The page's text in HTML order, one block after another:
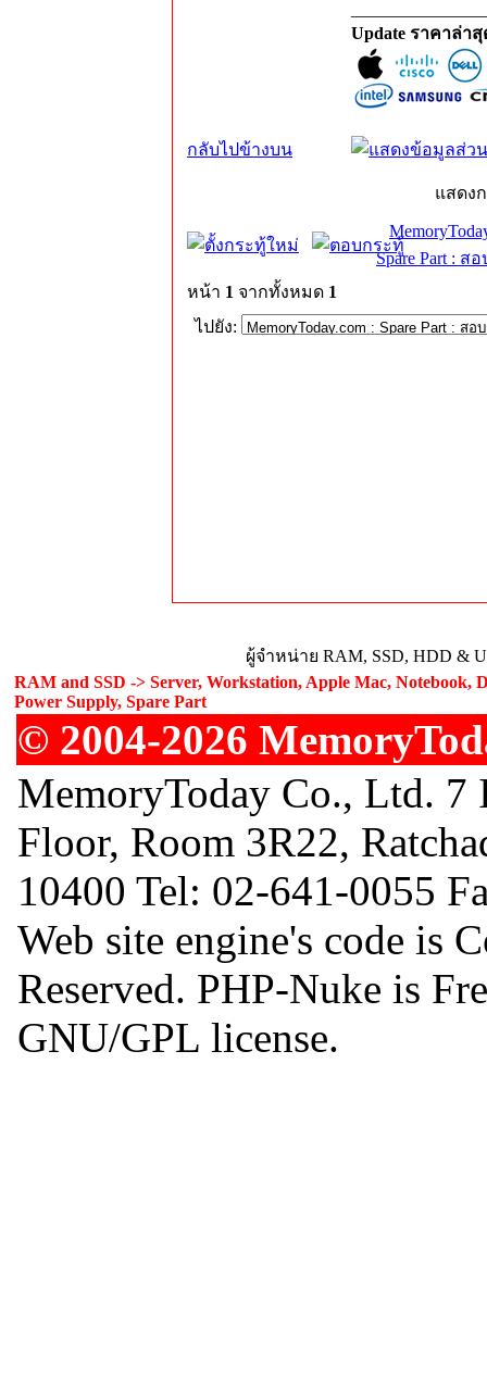
Update ราคาล่า
กลับไปข้างบน
แสดง
Spare Part : ส
หน้า 1 จากทั้งหมด 1
ไปยัง:
ผู้จำหน่าย RAM, SSD, HDD &
RAM and SSD -> Server, Workstation, Apple Mac, Notebook,
Power Supply, Spare Part
© 2004-2026
MemoryToday Co., Ltd.
Floor, Room 3R22,
10400 Tel: 02-641-0055
Web site engine's code is
Reserved. PHP-Nuke is
GNU/GPL license.